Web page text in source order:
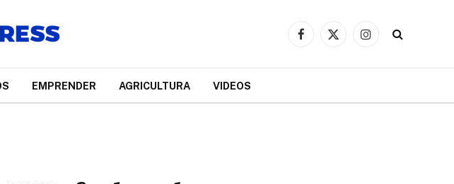
Facebook
X
Instagram
EMPRENDER AGRICULTURA VIDEOS